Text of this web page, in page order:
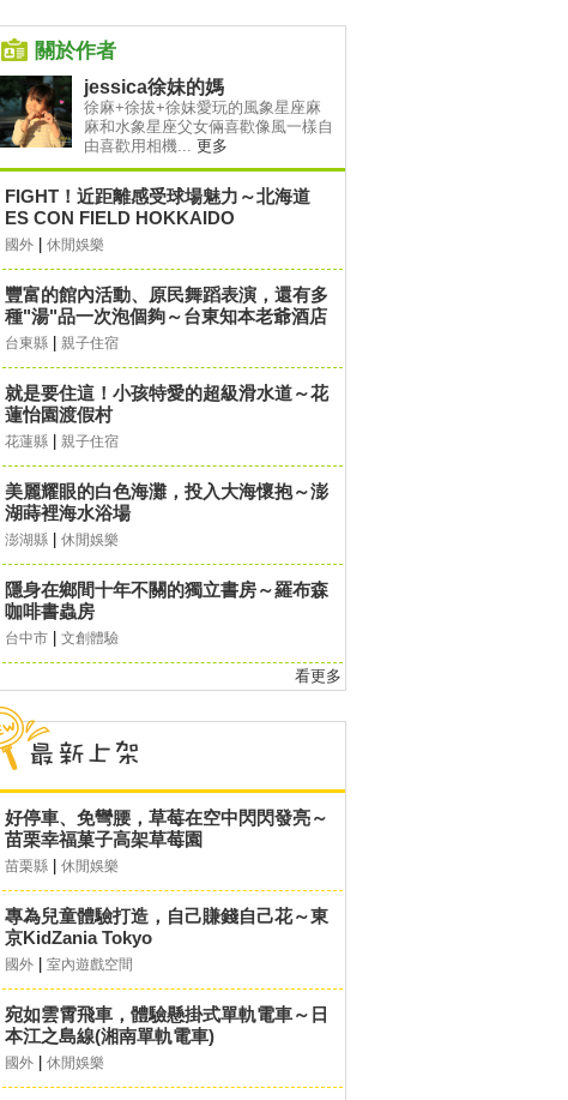
關於作者
jessica徐妹的媽
徐麻+徐拔+徐妹愛玩的風象星座麻
麻和水象星座父女倆喜歡像風一樣自
由喜歡用相機... 更多
FIGHT！近距離感受球場魅力～北海道
ES CON FIELD HOKKAIDO
國外 休閒娛樂
豐富的館內活動、原民舞蹈表演，還有多
種"湯"品一次泡個夠～台東知本老爺酒店
台東縣 親子住宿
就是要住這！小孩特愛的超級滑水道～花
蓮怡園渡假村
花蓮縣 親子住宿
美麗耀眼的白色海灘，投入大海懷抱～澎
湖蒔裡海水浴場
澎湖縣 休閒娛樂
隱身在鄉間十年不關的獨立書房～羅布森
咖啡書蟲房
台中市 文創體驗
看更多
好停車、免彎腰，草莓在空中閃閃發亮～
苗栗幸福菓子高架草莓園
苗栗縣 休閒娛樂
專為兒童體驗打造，自己賺錢自己花～東
京KidZania Tokyo
國外 室內遊戲空間
宛如雲霄飛車，體驗懸掛式單軌電車～日
本江之島線(湘南單軌電車)
國外 休閒娛樂